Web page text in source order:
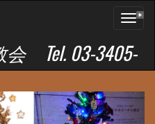
Tel. 03-3405-